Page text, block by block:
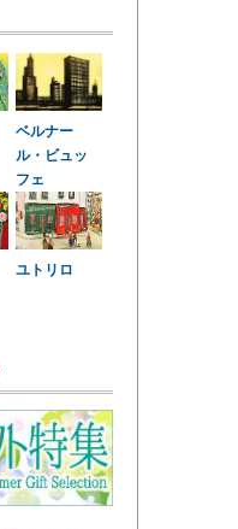
ベルナー
ル・ビュッ
フェ
ユトリロ